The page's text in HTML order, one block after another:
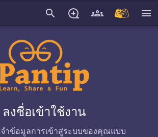
search menu
ลงชื่อเข้าใช้งาน
ำข้อมูลการเข้าสู่ระบบของคุณแบบ